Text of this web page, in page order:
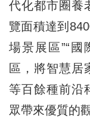
代化都市圈養
覽面積達到
場景展區”“
區，將智慧居
等百餘種前沿
眾帶來優質的